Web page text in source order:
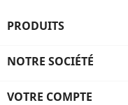
PRODUITS
NOTRE SOCIÉTÉ
VOTRE COMPTE